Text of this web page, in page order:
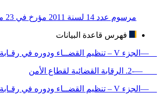
مرسوم عدد 14 لسنة 2011 مؤرخ في 23 مارس 2011 يتعلق بالتنظيم المؤقت للسلط العمومية
فهرس قاعدة البيانات
—الجزء V – تنظيم القضــاء ودوره في رقـابة قطـــاعي الأمن والدفاع
—-2. الرقابة القضائية لقطاع الأمن
—الجزء V – تنظيم القضــاء ودوره في رقـابة قطـــاعي الأمن والدفاع